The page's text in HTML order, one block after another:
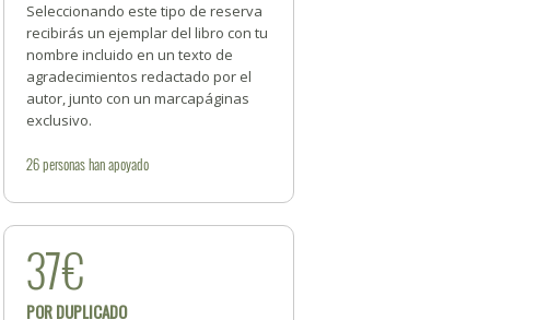
Seleccionando este tipo de reserva
recibirás un ejemplar del libro con tu
nombre incluido en un texto de
agradecimientos redactado por el
autor, junto con un marcapáginas
exclusivo.
26personashan apoyado
37€
POR DUPLICADO